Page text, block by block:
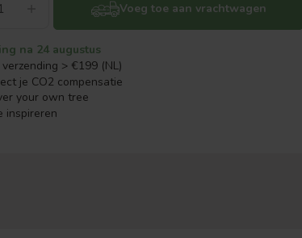
Voeg toe aan vrachtwagen
na 24 augustus
> €199 (NL)
je CO2 compensatie
your own tree
inspireren